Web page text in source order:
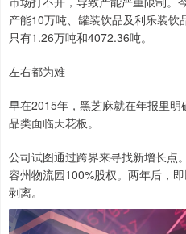
产能10万吨、罐装饮品及利乐装
只有1.26万吨和4072.36吨。
左右都为难
早在2015年，黑芝麻就在年报里
品类面临天花板。
公司试图通过跨界来寻找新增长点
容州物流园100%股权。两年后，
剥离。